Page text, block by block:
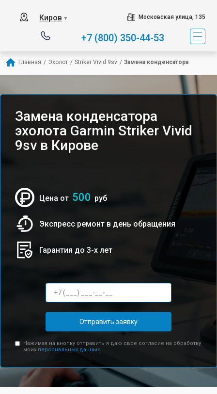
Киров ▼ Московская улица, 135
+7 (800) 350-44-53
Главная / Эхолот / Striker Vivid 9sv / Замена конденсатора
Замена конденсатора
эхолота Garmin Striker Vivid
9sv в Кирове
Цена от 500 руб
Экспресс ремонт в день обращения
Гарантия до 3-х лет
Отправить заявку
Нажимая на кнопку отправить я даю свое согласие на обработку
моих персональных данных.